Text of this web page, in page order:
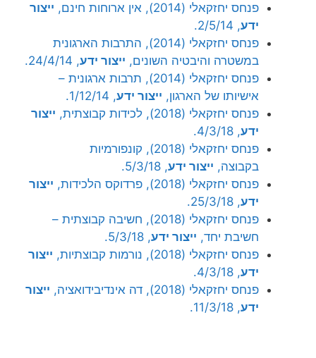
פנחס יחזקאלי (2014), אין ארוחות חינם,
ייצור
ידע, 2/5/14.
פנחס יחזקאלי (2014), התרבות הארגונית
במשטרה והיבטיה השונים, ייצור ידע, 24/4/14.
פנחס יחזקאלי (2014), תרבות ארגונית –
אישיותו של הארגון, ייצור ידע, 1/12/14.
פנחס יחזקאלי (2018), לכידות קבוצתית,
ייצור
ידע, 4/3/18.
פנחס יחזקאלי (2018), קונפורמיות
בקבוצה, ייצור ידע, 5/3/18.
פנחס יחזקאלי (2018), פרדוקס הלכידות,
ייצור
ידע, 25/3/18.
פנחס יחזקאלי (2018), חשיבה קבוצתית –
חשיבת יחד, ייצור ידע, 5/3/18.
פנחס יחזקאלי (2018), נורמות קבוצתיות,
ייצור
ידע, 4/3/18.
פנחס יחזקאלי (2018), דה אינדיבידואציה,
ייצור
ידע, 11/3/18.